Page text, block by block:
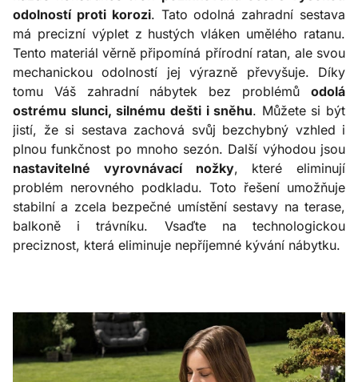
odolností proti korozi. Tato odolná zahradní sestava
má precizní výplet z hustých vláken umělého ratanu.
Tento materiál věrně připomíná přírodní ratan, ale svou
mechanickou odolností jej výrazně převyšuje. Díky
tomu Váš zahradní nábytek bez problémů odolá
ostrému slunci, silnému dešti i sněhu. Můžete si být
jistí, že si sestava zachová svůj bezchybný vzhled i
plnou funkčnost po mnoho sezón. Další výhodou jsou
nastavitelné vyrovnávací nožky, které eliminují
problém nerovného podkladu. Toto řešení umožňuje
stabilní a zcela bezpečné umístění sestavy na terase,
balkoně i trávníku. Vsaďte na technologickou
preciznost, která eliminuje nepříjemné kývání nábytku.